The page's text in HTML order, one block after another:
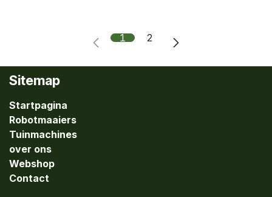
1 2
Sitemap
Startpagina
Robotmaaiers
Tuinmachines
over ons
Webshop
Contact